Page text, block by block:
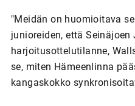
"Meidän on huomioitava
junioreiden, että
harjoitusottelutilanne,
se, miten Hämeenlinna
kangaskokko